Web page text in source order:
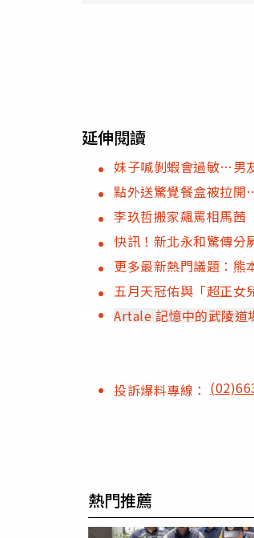
延伸閱讀
妹子喊剝蝦會過敏…男
點外送驚覺餐盒被拉
李玖哲搬家飆罵相馬
快訊！新北永和驚傳
更多最新熱門議題：熊
五月天冠佑與「超正
Artale 記憶中的武陵道
投訴爆料專線：
熱門推薦